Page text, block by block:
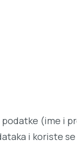
(ime i
i koriste se